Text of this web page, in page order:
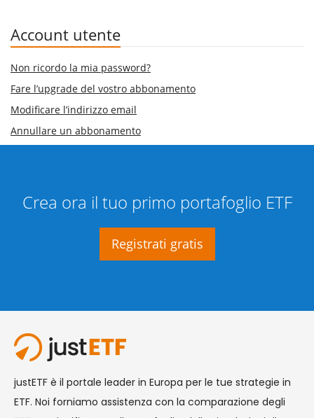
Account utente
Non ricordo la mia password?
Fare l’upgrade del vostro abbonamento
Modificare l’indirizzo email
Annullare un abbonamento
Crea ora il tuo primo portafoglio ETF
Registrati gratis